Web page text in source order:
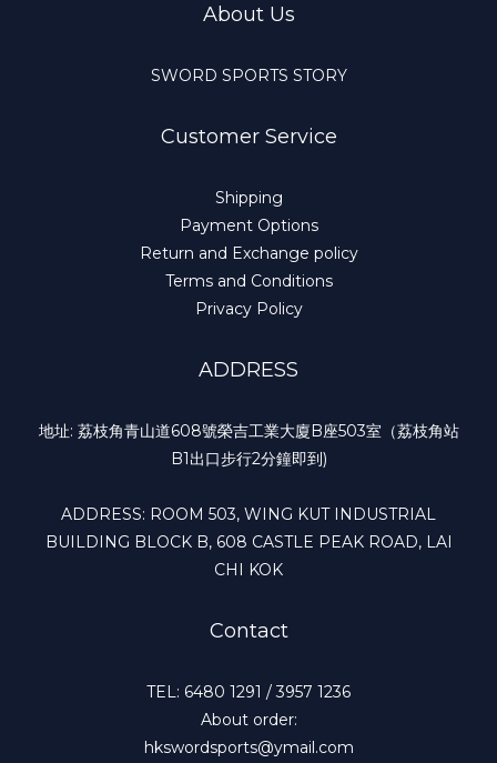
About Us
SWORD SPORTS STORY
Customer Service
Shipping
Payment Options
Return and Exchange policy
Terms and Conditions
Privacy Policy
ADDRESS
地址: 荔枝角青山道608號榮吉工業大廈B座503室（荔枝角站
B1出口步行2分鐘即到)
ADDRESS: ROOM 503, WING KUT INDUSTRIAL
BUILDING BLOCK B, 608 CASTLE PEAK ROAD, LAI
CHI KOK
Contact
TEL: 6480 1291 / 3957 1236
About order:
hkswordsports@ymail.com